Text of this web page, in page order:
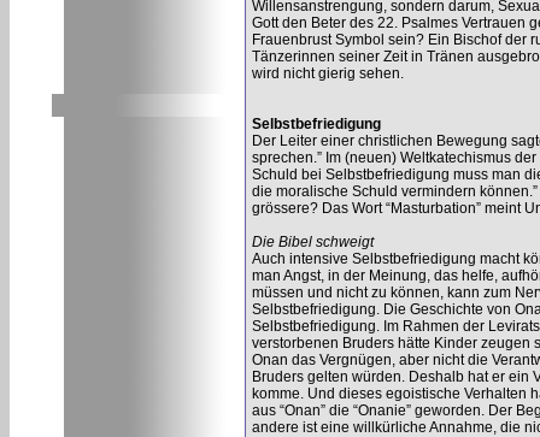
Willensanstrengung, sondern darum,
Gott den Beter des 22. Psalmes Vertrauen
Frauenbrust Symbol sein? Ein Bischof der
Tänzerinnen seiner Zeit in Tränen
wird nicht gierig sehen.
Selbstbefriedigung
Der Leiter einer christlichen Bewegung
sprechen.” Im (neuen) Weltkatechismus
Schuld bei Selbstbefriedigung muss man
die moralische Schuld vermindern
grössere? Das Wort “Masturbation” meint
Die Bibel schweigt
Auch intensive Selbstbefriedigung macht
man Angst, in der Meinung, das helfe,
müssen und nicht zu können, kann zum
Selbstbefriedigung. Die Geschichte von
Selbstbefriedigung. Im Rahmen der
verstorbenen Bruders hätte Kinder zeugen
Onan das Vergnügen, aber nicht die
Bruders gelten würden. Deshalb hat er ein
komme. Und dieses egoistische Verhalten
aus “Onan” die “Onanie” geworden. Der
andere ist eine willkürliche Annahme, die